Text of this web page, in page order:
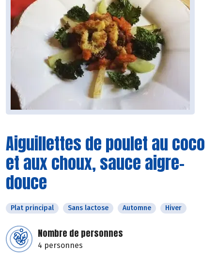
Aiguillettes de poulet au coco
et aux choux, sauce aigre-
douce
Plat principal Sans lactose Automne Hiver
Nombre de personnes
4 personnes